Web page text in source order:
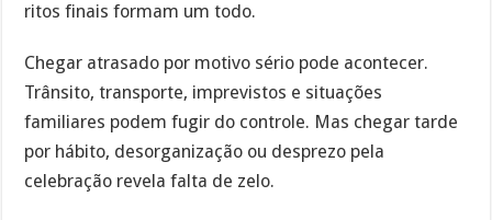
ritos finais formam um todo.
Chegar atrasado por motivo sério pode acontecer.
Trânsito, transporte, imprevistos e situações
familiares podem fugir do controle. Mas chegar tarde
por hábito, desorganização ou desprezo pela
celebração revela falta de zelo.